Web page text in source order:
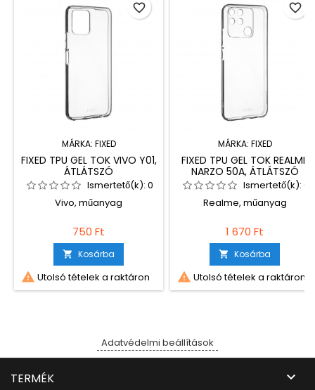
MÁRKA: FIXED
FIXED TPU GEL TOK VIVO Y01,
ÁTLÁTSZÓ
Ismertető(k): 0
Vivo, műanyag
750 Ft
 Kosárba
 Utolsó tételek a raktáron
favorite_border
MÁRKA: FIXED
FIXED TPU GEL TOK REALME
NARZO 50A, ÁTLÁTSZÓ
Ismertető(k): 0
Realme, műanyag
1 670 Ft
 Kosárba
 Utolsó tételek a raktáron
favorite_border
Adatvédelmi beállítások
TERMÉK 